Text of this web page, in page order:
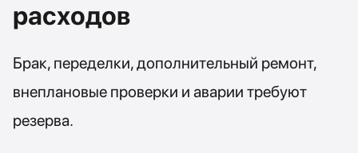
расходов
Брак, переделки, дополнительный ремонт,
внеплановые проверки и аварии требуют
резерва.